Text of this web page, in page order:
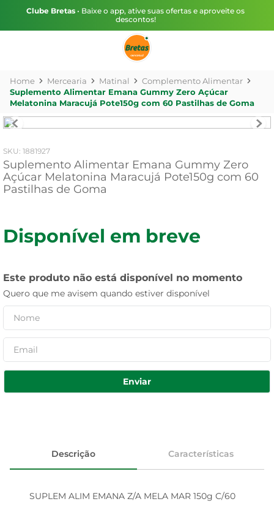
Clube Bretas • Baixe o app, ative suas ofertas e aproveite os
descontos!
Mercearia Matinal
Complemento Alimentar
Suplemento Alimentar Emana Gummy Zero Açúcar
Melatonina Maracujá Pote150g com 60 Pastilhas de Goma
: 1881927
Suplemento Alimentar Emana Gummy Zero
Açúcar Melatonina Maracujá Pote150g com 60
Pastilhas de Goma
Disponível em breve
Este produto não está disponível no momento
Quero que me avisem quando estiver disponível
Enviar
Descrição Características
SUPLEM ALIM EMANA Z/A MELA MAR 150g C/60